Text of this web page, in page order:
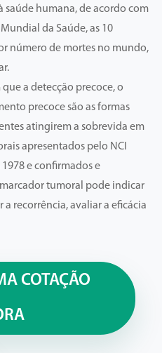
saúde humana, de acordo com
da Saúde, as 10
número de mortes no mundo,
a detecção precoce, o
precoce são as formas
atingirem a sobrevida em
apresentados pelo NCI
e confirmados e
tumoral pode indicar
recorrência, avaliar a eficácia
COTAÇÃO